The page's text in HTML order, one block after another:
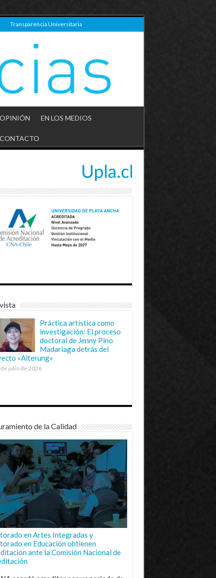
Transparencia Universitaria
OPINIÓN EN LOS MEDIOS
CONTACTO
Práctica artística como
investigación: El proceso
doctoral de Jenny Pino
Madariaga detrás del
«Alterung»
julio de 2026
de la Calidad
en Artes Integradas y
en Educación obtienen
ante la Comisión Nacional de